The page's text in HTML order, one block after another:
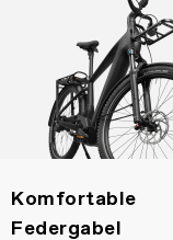
Komfortable
Federgabel